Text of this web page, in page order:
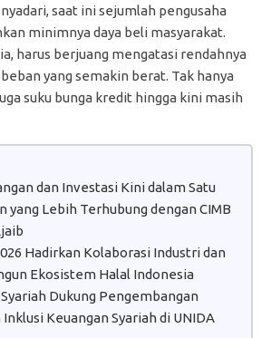
saat ini sejumlah pengusaha
minimnya daya beli masyarakat.
harus berjuang mengatasi rendahnya
yang semakin berat. Tak hanya
suku bunga kredit hingga kini masih
dan Investasi Kini dalam Satu
yang Lebih Terhubung dengan CIMB
Hadirkan Kolaborasi Industri dan
Ekosistem Halal Indonesia
Syariah Dukung Pengembangan
Keuangan Syariah di UNIDA